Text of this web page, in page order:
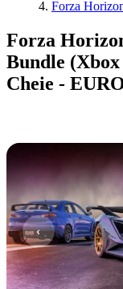
Forza
Forza
Bundle
Cheie -